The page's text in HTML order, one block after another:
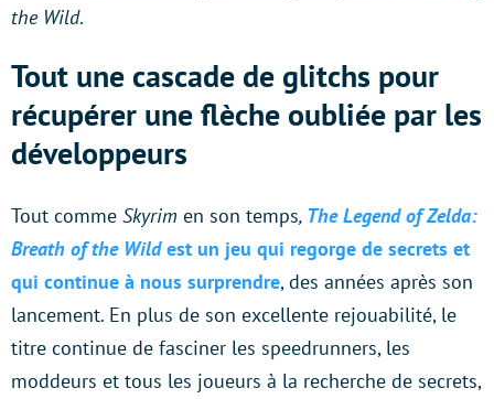
the Wild.
Tout une cascade de glitchs pour
récupérer une flèche oubliée par les
développeurs
Tout comme Skyrim en son temps, The Legend of Zelda:
Breath of the Wildest un jeu qui regorge de secrets et
qui continue à nous surprendre, des années après son
lancement. En plus de son excellente rejouabilité, le
titre continue de fasciner les speedrunners, les
moddeurs et tous les joueurs à la recherche de secrets,